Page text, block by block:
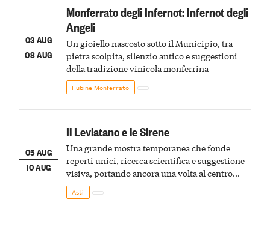
03 AUG
08 AUG
Monferrato degli Infernot: Infernot degli
Angeli
Un gioiello nascosto sotto il Municipio, tra
pietra scolpita, silenzio antico e suggestioni
della tradizione vinicola monferrina
Fubine Monferrato
05 AUG
10 AUG
Il Leviatano e le Sirene
Una grande mostra temporanea che fonde
reperti unici, ricerca scientifica e suggestione
visiva, portando ancora una volta al centro
della scena le meraviglie del passato astigiano
Asti